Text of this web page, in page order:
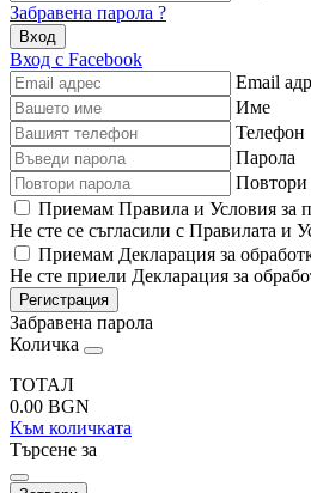
Забравена парола ?
Вход
Вход с Facebook
Email
Име
Телефон
Парола
Повтори
Приемам Правила и Условия за
Не сте се съгласили с Правилата и
Приемам Декларация за
Не сте приели Декларация за
Регистрация
Забравена парола
Количка
ТОТАЛ
0.00 BGN
Към количката
Търсене за